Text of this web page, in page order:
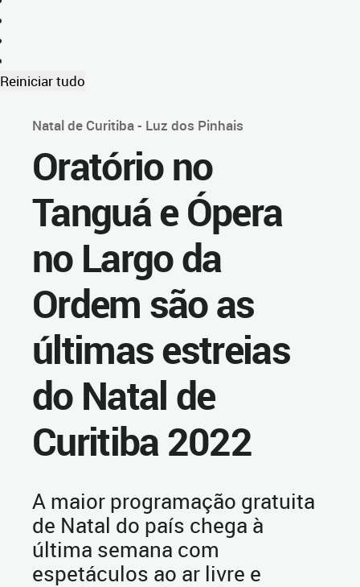
Reiniciar tudo
Natal de Curitiba - Luz dos Pinhais
Oratório no
Tanguá e Ópera
no Largo da
Ordem são as
últimas estreias
do Natal de
Curitiba 2022
A maior programação gratuita
de Natal do país chega à
última semana com
espetáculos ao ar livre e